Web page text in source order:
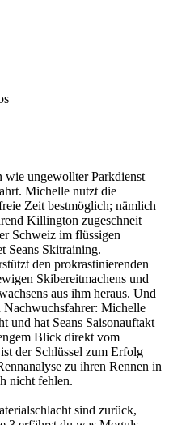
wie ungewollter Parkdienst
Michelle nutzt die
Zeit bestmöglich; nämlich
Killington zugeschneit
Schweiz im flüssigen
Seans Skitraining.
den prokrastinierenden
Skibereitmachens und
aus ihm heraus. Und
Nachwuchsfahrer: Michelle
und hat Seans Saisonauftakt
Blick direkt vom
der Schlüssel zum Erfolg
zu ihren Rennen in
nicht fehlen.
sind zurück,